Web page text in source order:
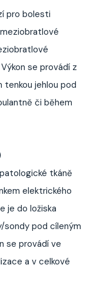
pro bolesti
se provádí z
tenkou jehlou pod
či během
tkáně
elektrického
je do ložiska
sondy pod cíleným
se provádí ve
a v celkové